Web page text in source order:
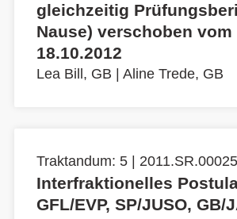
gleichzeitig
Nause) verschoben vom
18.10.2012
Lea Bill, GB Aline Trede, GB
Traktandum: 5 |
Interfraktionelles
GFL/EVP, SP/JUSO, GB/